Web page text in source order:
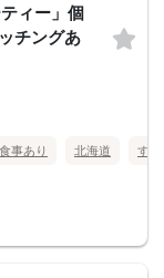
ィー」個
チングあ
食事あり 北海道 す